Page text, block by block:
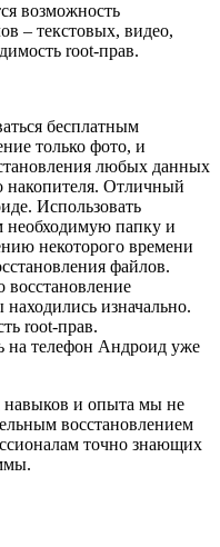
возможность
– текстовых, видео,
root-прав.
бесплатным
только фото, и
любых данных
накопителя. Отличный
Использовать
необходимую папку и
некоторого времени
файлов.
изначально.
root-прав.
на телефон Андроид уже
и опыта мы не
восстановлением
точно знающих